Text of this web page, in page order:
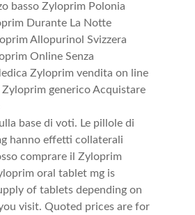
basso Zyloprim Polonia
Durante La Notte
Allopurinol Svizzera
Online Senza
Zyloprim vendita on line
generico Acquistare
base di voti. Le pillole di
hanno effetti collaterali
comprare il Zyloprim
oral tablet mg is
of tablets depending on
visit. Quoted prices are for